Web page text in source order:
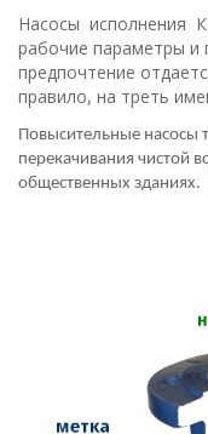
Насосы исполнения
рабочие параметры и
предпочтение
правило, на треть
Повысительные насосы
перекачивания чистой
общественных зданиях.
РАЗРЕЗ